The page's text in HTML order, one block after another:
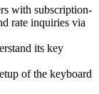
with subscription-
rate inquiries via
its key
of the keyboard